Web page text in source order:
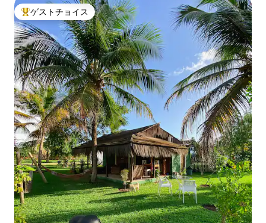
大好評のゲストチョイスです。
ゲストチョイス